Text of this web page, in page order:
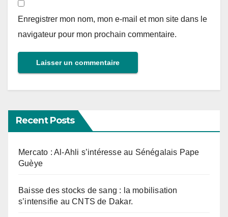
Enregistrer mon nom, mon e-mail et mon site dans le
navigateur pour mon prochain commentaire.
Recent Posts
Mercato : Al-Ahli s’intéresse au Sénégalais Pape
Guèye
Baisse des stocks de sang : la mobilisation
s’intensifie au CNTS de Dakar.